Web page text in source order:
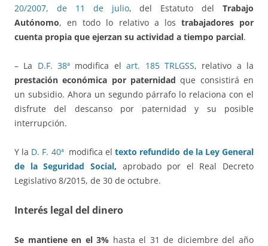
20/2007, de 11 de julio, del Estatuto del Trabajo
Autónomo, en todo lo relativo a los trabajadores por
cuenta propia que ejerzan su actividad a tiempo parcial.
– La D.F. 38ª modifica elart. 185 TRLGSS, relativo a la
prestación económica por paternidad que consistirá en
un subsidio. Ahora un segundo párrafo lo relaciona con el
disfrute del descanso por paternidad y su posible
interrupción.
Y la D. F. 40ªmodifica eltexto refundido de la Ley General
de la Seguridad Social, aprobado por el Real Decreto
Legislativo 8/2015, de 30 de octubre.
Interés legal del dinero
Se mantiene en el 3% hasta el 31 de diciembre del año